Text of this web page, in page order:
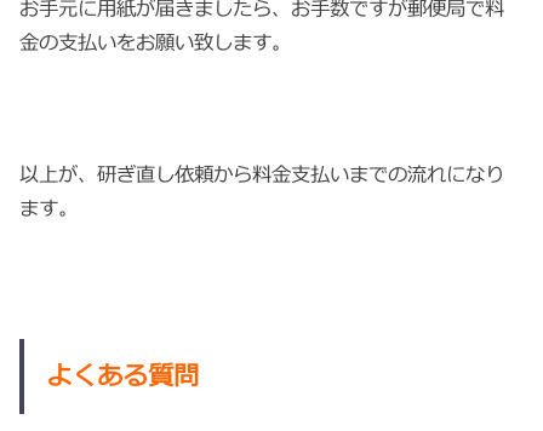
お手元に用紙が届きましたら、お手数ですが郵便局で料
金の支払いをお願い致します。
以上が、研ぎ直し依頼から料金支払いまでの流れになり
ます。
よくある質問